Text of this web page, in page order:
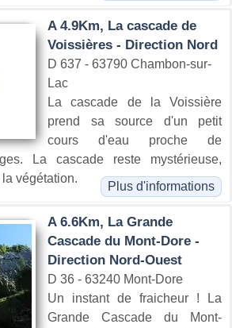
A 4.9Km, La cascade de
Voissières - Direction Nord
D 637 - 63790 Chambon-sur-
Lac
La cascade de la Voissière
prend sa source d'un petit
cours d'eau proche de
La cascade reste mystérieuse,
végétation.
Plus d'informations
A 6.6Km, La Grande
Cascade du Mont-Dore -
Direction Nord-Ouest
D 36 - 63240 Mont-Dore
Un instant de fraicheur ! La
Grande Cascade du Mont-